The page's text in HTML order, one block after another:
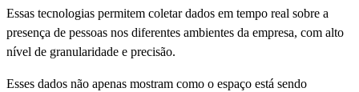
Essas tecnologias permitem coletar dados em tempo real sobre a
presença de pessoas nos diferentes ambientes da empresa, com alto
nível de granularidade e precisão.
Esses dados não apenas mostram como o espaço está sendo